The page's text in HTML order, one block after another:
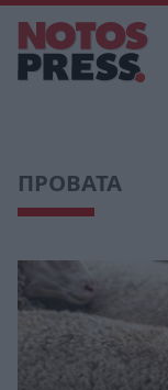
ΠΡΟΒΑΤΑ